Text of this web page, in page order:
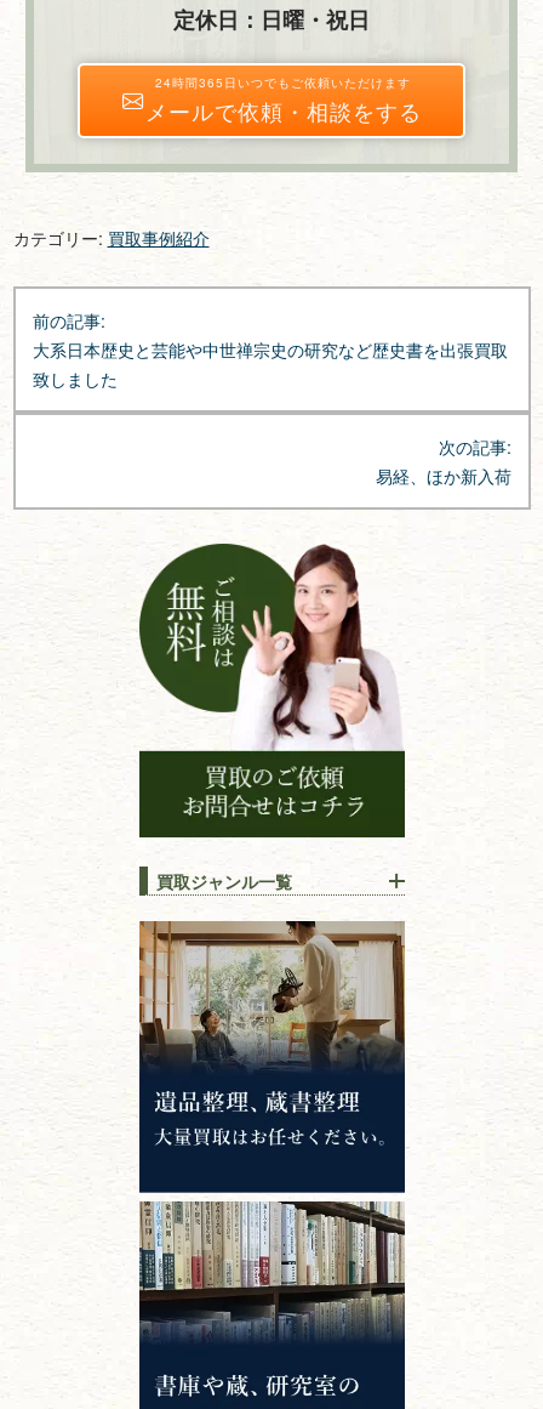
定休日：日曜・祝日
24時間365日いつでもご依頼いただけます
メールで依頼・相談をする
カテゴリー: 買取事例紹介
投
稿
ナ
ビ
シ
前の記事:
大系日本歴史と芸能や中世禅宗史の研究など歴史書を出張買取
致しました
次の記事:
易経、ほか新入荷
買取ジャンル一覧
江戸時代の書物
唐本・漢籍・
中国書物・朝鮮本
錦絵・浮世絵・版画・刷り物
専門書・ 学術書
哲学書・思想書
心理学・倫理学
仏教書
神道・神社仏閣
イスラム教